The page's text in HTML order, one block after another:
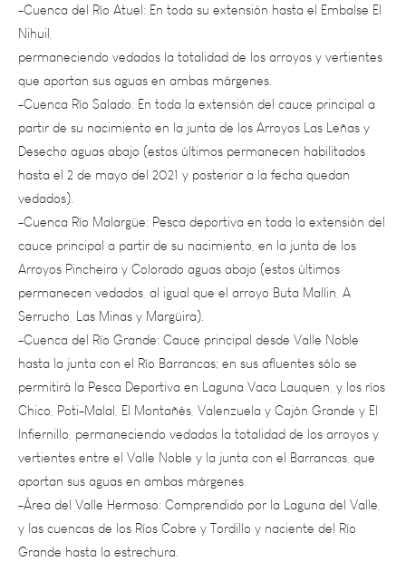
permaneciendo vedados la totalidad de los arroyos y vertientes
que aportan sus aguas en ambas márgenes.
-Cuenca Río Salado: En toda la extensión del cauce principal a
partir de su nacimiento en la junta de los Arroyos Las Leñas y
Desecho aguas abajo (estos últimos permanecen habilitados
hasta el 2 de mayo del 2021 y posterior a la fecha quedan
vedados).
-Cuenca Río Malargüe: Pesca deportiva en toda la extensión del
cauce principal a partir de su nacimiento, en la junta de los
Arroyos Pincheira y Colorado aguas abajo (estos últimos
permanecen vedados, al igual que el arroyo Buta Mallin, Aº
Serrucho, Las Minas y Margüira).
-Cuenca del Río Grande: Cauce principal desde Valle Noble
hasta la junta con el Río Barrancas; en sus afluentes sólo se
permitirá la Pesca Deportiva en Laguna Vaca Lauquen, y los ríos
Chico, Poti-Malal, El Montañés, Valenzuela y Cajón Grande y El
Infiernillo, permaneciendo vedados la totalidad de los arroyos y
vertientes entre el Valle Noble y la junta con el Barrancas, que
aportan sus aguas en ambas márgenes.
-Área del Valle Hermoso: Comprendido por la Laguna del Valle,
y las cuencas de los Ríos Cobre y Tordillo y naciente del Río
Grande hasta la estrechura.
-Cuenca Río Barrancas, Laguna El Alambrado y Laguna